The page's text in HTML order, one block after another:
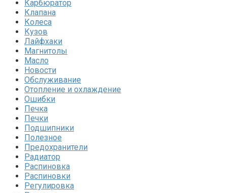
Карбюратор
Клапана
Колеса
Кузов
Лайфхаки
Магнитолы
Масло
Новости
Обслуживание
Отопление и охлаждение
Ошибки
Печка
Печки
Подшипники
Полезное
Предохранители
Радиатор
Распиновка
Распиновки
Регулировка